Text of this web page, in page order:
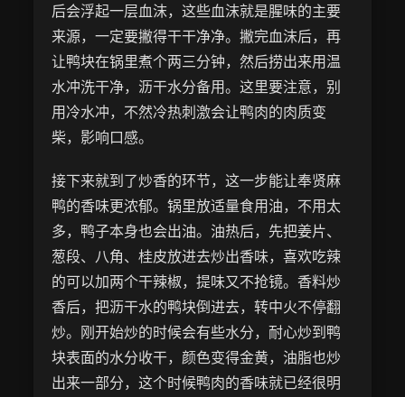
后会浮起一层血沫，这些血沫就是腥味的主要
来源，一定要撇得干干净净。撇完血沫后，再
让鸭块在锅里煮个两三分钟，然后捞出来用温
水冲洗干净，沥干水分备用。这里要注意，别
用冷水冲，不然冷热刺激会让鸭肉的肉质变
柴，影响口感。
接下来就到了炒香的环节，这一步能让奉贤麻
鸭的香味更浓郁。锅里放适量食用油，不用太
多，鸭子本身也会出油。油热后，先把姜片、
葱段、八角、桂皮放进去炒出香味，喜欢吃辣
的可以加两个干辣椒，提味又不抢镜。香料炒
香后，把沥干水的鸭块倒进去，转中火不停翻
炒。刚开始炒的时候会有些水分，耐心炒到鸭
块表面的水分收干，颜色变得金黄，油脂也炒
出来一部分，这个时候鸭肉的香味就已经很明